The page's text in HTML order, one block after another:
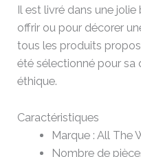
Il est livré dans une
offrir ou pour décorer
tous les produits
été sélectionné pour sa
éthique.
Caractéristiques
Marque : All The
Nombre de